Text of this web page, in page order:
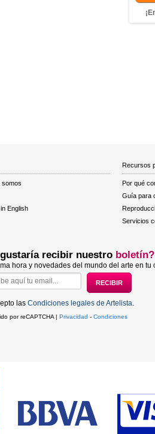
somos
English
Recursos
Por qué
Guía para
Servicios
gustaría recibir nuestro boletín?
hora y novedades del mundo del arte en tu
las Condiciones legales de Artelista.
por reCAPTCHA | Privacidad - Condiciones